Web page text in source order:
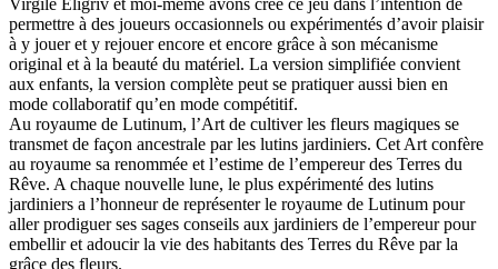
permettre à des joueurs occasionnels ou expérimentés d’avoir plaisir
à y jouer et y rejouer encore et encore grâce à son mécanisme
original et à la beauté du matériel. La version simplifiée convient
aux enfants, la version complète peut se pratiquer aussi bien en
mode collaboratif qu’en mode compétitif.
Au royaume de Lutinum, l’Art de cultiver les fleurs magiques se
transmet de façon ancestrale par les lutins jardiniers. Cet Art confère
au royaume sa renommée et l’estime de l’empereur des Terres du
Rêve. A chaque nouvelle lune, le plus expérimenté des lutins
jardiniers a l’honneur de représenter le royaume de Lutinum pour
aller prodiguer ses sages conseils aux jardiniers de l’empereur pour
embellir et adoucir la vie des habitants des Terres du Rêve par la
grâce des fleurs.